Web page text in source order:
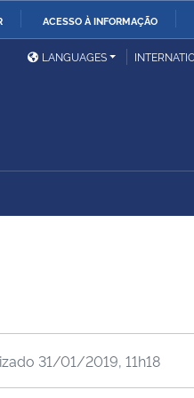
ACESSO À INFORMAÇÃO
das Relações
ExterioresLANGUAGES
31/01/2019, 11h18